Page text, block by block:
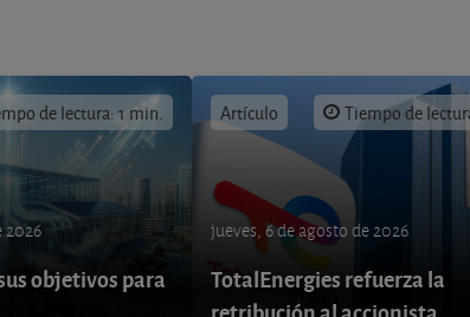
de lectura: 1 min.
2026
objetivos para
Artículo Tiempo de
jueves, 6 de agosto de 2026
TotalEnergies refuerza la